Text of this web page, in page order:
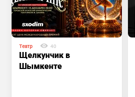
Театр 40
Щелкунчик в
Шымкенте